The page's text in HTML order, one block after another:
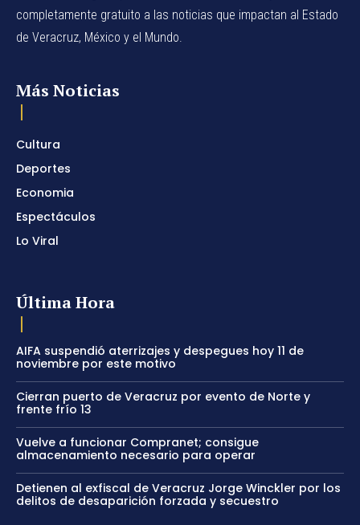
completamente gratuito a las noticias que impactan al Estado
de Veracruz, México y el Mundo.
Más Noticias
Cultura
Deportes
Economia
Espectáculos
Lo Viral
Última Hora
AIFA suspendió aterrizajes y despegues hoy 11 de
noviembre por este motivo
Cierran puerto de Veracruz por evento de Norte y
frente frío 13
Vuelve a funcionar Compranet; consigue
almacenamiento necesario para operar
Detienen al exfiscal de Veracruz Jorge Winckler por los
delitos de desaparición forzada y secuestro